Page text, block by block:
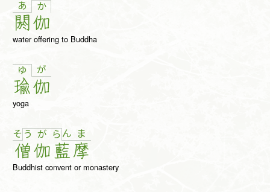
あ
閼
か
伽
water offering to Buddha
ゆ
瑜
が
伽
yoga
そ う
僧
が
伽
ら ん
藍
ま
摩
Buddhist convent or monastery